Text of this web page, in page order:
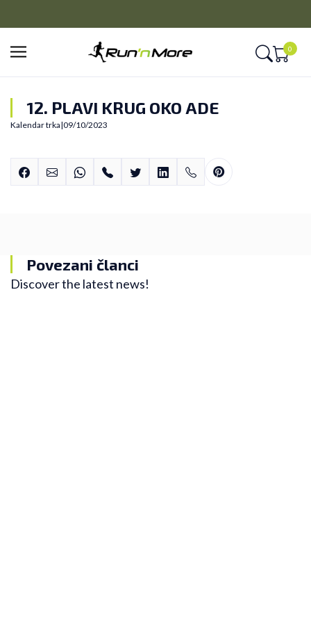
0
12. PLAVI KRUG OKO ADE
Kalendar trka|09/10/2023
Povezani članci
Discover the latest news!